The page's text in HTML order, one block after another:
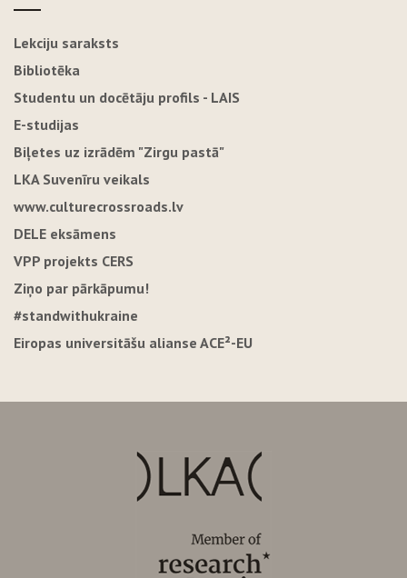
Lekciju saraksts
Bibliotēka
Studentu un docētāju profils - LAIS
E-studijas
Biļetes uz izrādēm "Zirgu pastā"
LKA Suvenīru veikals
www.culturecrossroads.lv
DELE eksāmens
VPP projekts CERS
Ziņo par pārkāpumu!
#standwithukraine
Eiropas universitāšu alianse ACE²-EU